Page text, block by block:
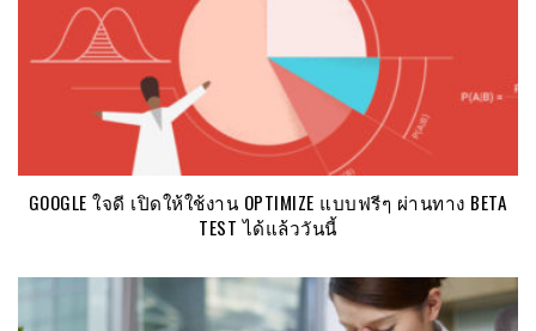
GOOGLE ใจดี เปิดให้ใช้งาน OPTIMIZE แบบฟรีๆ ผ่านทาง BETA
TEST ได้แล้ววันนี้